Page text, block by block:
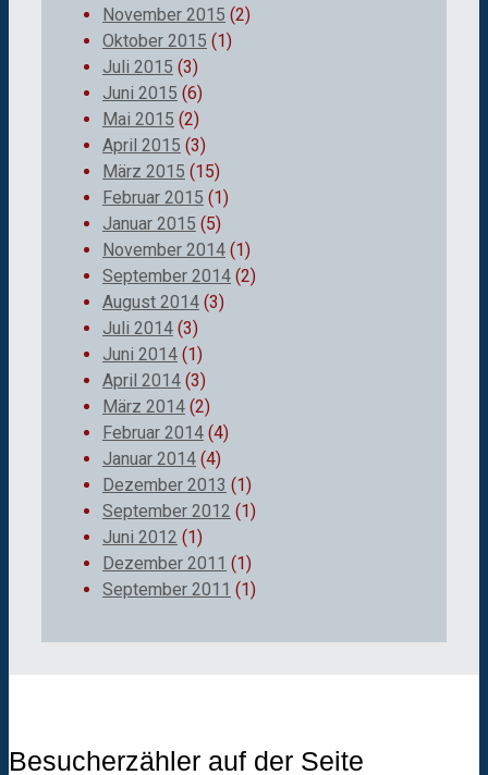
November 2015 (2)
Oktober 2015 (1)
Juli 2015 (3)
Juni 2015 (6)
Mai 2015 (2)
April 2015 (3)
März 2015 (15)
Februar 2015 (1)
Januar 2015 (5)
November 2014 (1)
September 2014 (2)
August 2014 (3)
Juli 2014 (3)
Juni 2014 (1)
April 2014 (3)
März 2014 (2)
Februar 2014 (4)
Januar 2014 (4)
Dezember 2013 (1)
September 2012 (1)
Juni 2012 (1)
Dezember 2011 (1)
September 2011 (1)
Besucherzähler auf der Seite